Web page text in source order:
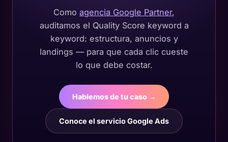
Como agencia Google Partner,
auditamos el Quality Score keyword a
keyword: estructura, anuncios y
landings — para que cada clic cueste
lo que debe costar.
Hablemos de tu caso →
Conoce el servicio Google Ads